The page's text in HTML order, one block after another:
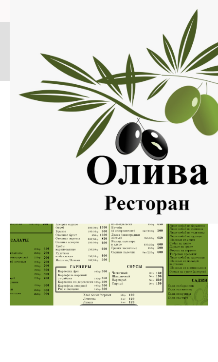
Нажмите на изображение, что бы открыть меню